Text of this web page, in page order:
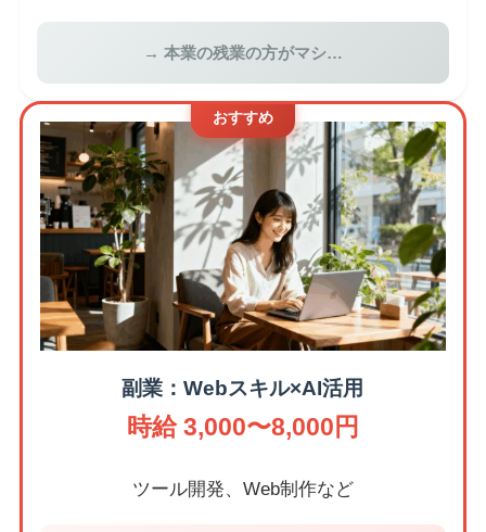
→ 本業の残業の方がマシ…
おすすめ
副業：Webスキル×AI活用
時給 3,000〜8,000円
ツール開発、Web制作など